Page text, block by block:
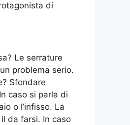
di
Le serrature
problema serio.
Sfondare
caso si parla di
o l’infisso. La
da farsi. In caso